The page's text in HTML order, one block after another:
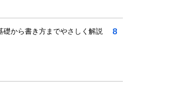
礎から書き方までやさしく解説
8